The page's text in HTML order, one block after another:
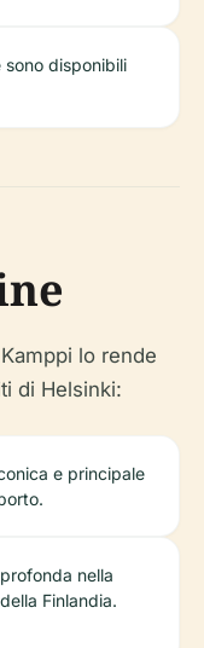
sono disponibili
lo rende
di Helsinki:
e principale
nella
Finlandia.